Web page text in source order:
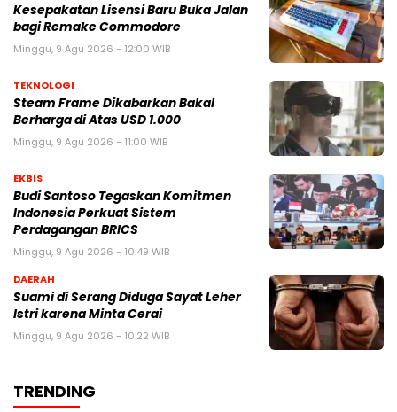
Kesepakatan Lisensi Baru Buka Jalan
bagi Remake Commodore
Minggu, 9 Agu 2026 - 12:00 WIB
TEKNOLOGI
Steam Frame Dikabarkan Bakal
Berharga di Atas USD 1.000
Minggu, 9 Agu 2026 - 11:00 WIB
EKBIS
Budi Santoso Tegaskan Komitmen
Indonesia Perkuat Sistem
Perdagangan BRICS
Minggu, 9 Agu 2026 - 10:49 WIB
DAERAH
Suami di Serang Diduga Sayat Leher
Istri karena Minta Cerai
Minggu, 9 Agu 2026 - 10:22 WIB
TRENDING